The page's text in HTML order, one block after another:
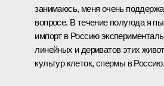
занимаюсь, меня очень
вопросе. В течение полугода я
импорт в Россию
линейных и дериватов этих
культур клеток, спермы в Россию.